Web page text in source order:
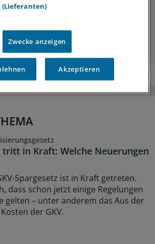
bitte anmelden
tritt in Kraft: Welche Neuerungen
Spargesetz ist in Kraft getreten.
dass schon jetzt einige Regelungen
gelten – unter anderem das Aus der
der GKV.
(Lieferanten)
Zwecke anzeigen
Akzeptieren